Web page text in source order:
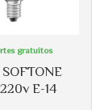
E-14
gratuitos
info